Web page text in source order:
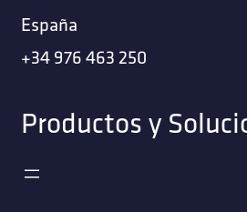
España
+34 976 463 250
Productos y